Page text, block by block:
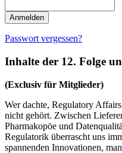
Passwort vergessen?
Inhalte der 12. Folge
(Exclusiv für Mitglieder)
Wer dachte, Regulatory
nicht gehört. Zwischen
Pharmakopöe und
Regulatorik überrascht uns
spannenden Innovationen,